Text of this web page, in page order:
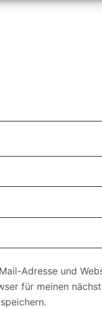
Adresse und
für meinen